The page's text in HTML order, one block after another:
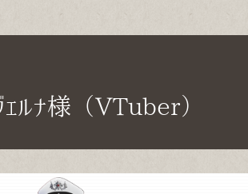
ヴェルナ様（VTuber）